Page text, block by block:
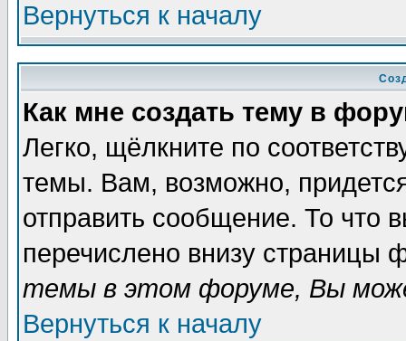
Вернуться к началу
Как мне создать тему в
Легко, щёлкните по
темы. Вам, возможно,
отправить сообщение. То что
перечислено внизу страницы
темы в этом форуме, Вы
Вернуться к началу